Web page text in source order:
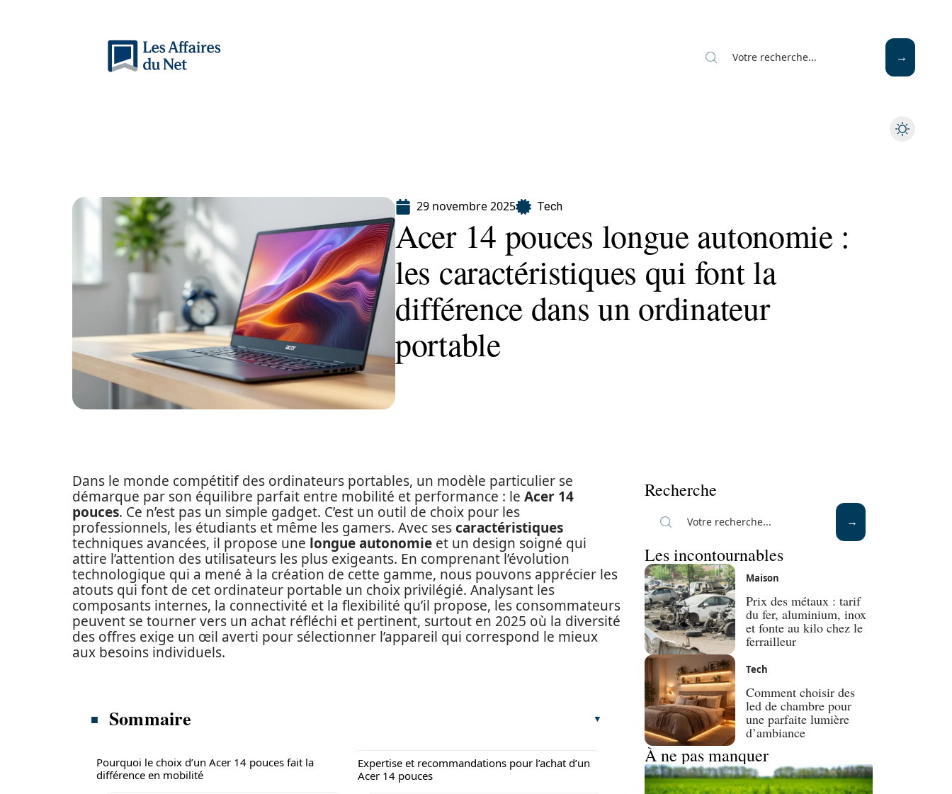
29 novembre 2025 Tech
Acer 14 pouces longue autonomie :
les caractéristiques qui font la
différence dans un ordinateur
portable
Dans le monde compétitif des ordinateurs portables, un modèle particulier se
démarque par son équilibre parfait entre mobilité et performance : le Acer 14
pouces. Ce n’est pas un simple gadget. C’est un outil de choix pour les
professionnels, les étudiants et même les gamers. Avec sescaractéristiques
techniques avancées, il propose une longue autonomie et un design soigné qui
attire l’attention des utilisateurs les plus exigeants. En comprenant l’évolution
technologique qui a mené à la création de cette gamme, nous pouvons apprécier les
atouts qui font de cet ordinateur portable un choix privilégié. Analysant les
composants internes, la connectivité et la flexibilité qu’il propose, les consommateurs
peuvent se tourner vers un achat réfléchi et pertinent, surtout en 2025 où la diversité
des offres exige un œil averti pour sélectionner l’appareil qui correspond le mieux
aux besoins individuels.
Sommaire
Pourquoi le choix d’un Acer 14 pouces fait la
différence en mobilité
Expertise et recommandations pour l’achat d’un
Acer 14 pouces
Recherche
Les incontournables
Maison
Prix des métaux : tarif
du fer, aluminium, inox
et fonte au kilo chez le
ferrailleur
Tech
Comment choisir des
led de chambre pour
une parfaite lumière
d’ambiance
À ne pas manquer